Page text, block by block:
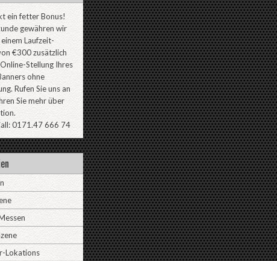
ein fetter Bonus!
gewähren wir
Laufzeit-
€300 zusätzlich
Stellung Ihres
ohne
Rufen Sie uns an
Sie mehr über
0171.47 666 74
Lokations